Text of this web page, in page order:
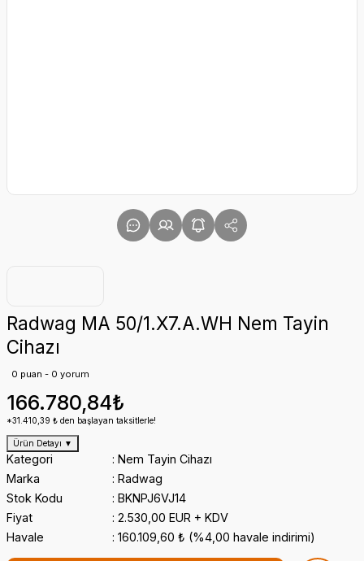
Radwag MA 50/1.X7.A.WH Nem Tayin
Cihazı
0 puan - 0 yorum
166.780,84₺
*31.410,39 ₺ den başlayan taksitlerle!
Ürün Detayı ▼
Kategori
Nem Tayin Cihazı
Marka
Radwag
Stok Kodu
BKNPJ6VJ14
Fiyat
2.530,00 EUR + KDV
Havale
160.109,60 ₺ (%4,00 havale indirimi)